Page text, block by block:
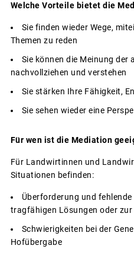
Welche Vorteile bietet die
Sie finden wieder Wege,
Themen zu reden
Sie können die Meinung der
nachvollziehen und verstehen
Sie stärken Ihre Fähigkeit,
Sie sehen wieder eine
Für wen ist die Mediation
Für Landwirtinnen und
Situationen befinden:
Überforderung und
tragfähigen Lösungen oder
Schwierigkeiten bei der
Hofübergabe